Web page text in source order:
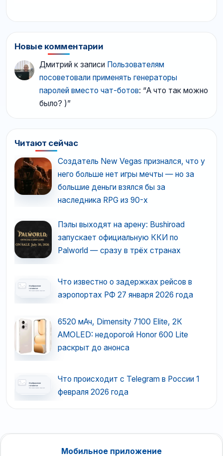
Новые комментарии
Дмитрий к записи Пользователям
посоветовали применять генераторы
паролей вместо чат-ботов: “А что так можно
было? )”
Читают сейчас
Создатель New Vegas признался, что у
него больше нет игры мечты — но за
большие деньги взялся бы за
наследника RPG из 90-х
Пэлы выходят на арену: Bushiroad
запускает официальную ККИ по
Palworld — сразу в трёх странах
Что известно о задержках рейсов в
аэропортах РФ 27 января 2026 года
6520 мАч, Dimensity 7100 Elite, 2К
AMOLED: недорогой Honor 600 Lite
раскрыт до анонса
Что происходит с Telegram в России 1
февраля 2026 года
Мобильное приложение